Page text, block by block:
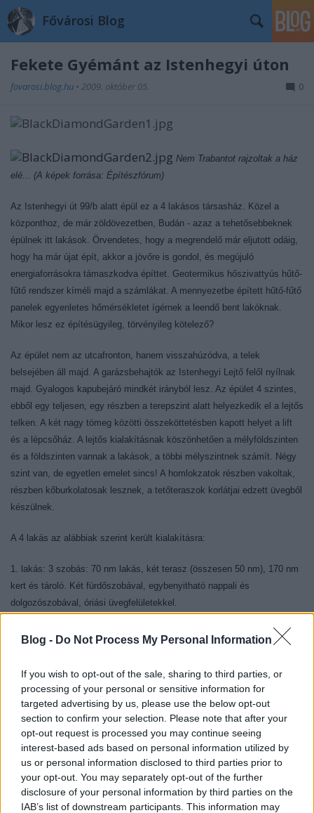
Blog - Do Not Process My Personal Information
If you wish to opt-out of the sale, sharing to third parties, or
processing of your personal or sensitive information for
targeted advertising by us, please use the below opt-out
section to confirm your selection. Please note that after your
opt-out request is processed you may continue seeing
interest-based ads based on personal information utilized by
us or personal information disclosed to third parties prior to
your opt-out. You may separately opt-out of the further
disclosure of your personal information by third parties on the
IAB’s list of downstream participants. This information may
Fővárosi Blog
Fekete Gyémánt az Istenhegyi úton
fovarosi.blog.hu • 2009. október 05. 0
Nem Trabantot rajzoltak a ház
elé... (A képek forrása: Építészfórum)
Az Istenhegyi út 99/b alatt épül ez a 4 lakásos társasház. Közel a
központhoz, de már zöldövezetben, Budán - azaz a tehetősebbeknek
épülnek itt lakások. Örvendetes, hogy a megrendelő már eljutott odáig,
hogy ha már újat épít, akkor a jövőre is gondol, és megújuló
energiaforrásokra támaszkodva építtet. Geotermikus hőszivattyús hűtő-
fűtő rendszer kíméli majd a számlákat. A mennyezetbe épített hűtő-fűtő
panelek egyenletes hőmérsékletet ígérnek a leendő bent lakóknak.
Mikor lesz ez építésügyileg, törvényileg kötelező?
Az épület nem az utcafronton, hanem visszahúzódva, a telek
belsejében áll majd. A garázsbehajtók az Istenhegyi Lejtő felől nyílnak
majd. Gyalogos kapubejáró mindkét irányból lesz. Az épület 4 szintes,
ebből egy teljesen, egy részben a terepszint alatt helyezkedik el a lejtős
telken. A két nagy tömeg közötti összeköttetésben kapott helyet a lift
és a lépcsőház. A lejtős kialakításnak köszönhetően a mélyföldszinten
és a földszinten vannak a lakások, a többi mélyszintnek számít. Négy
szint van, de egyetlen emelet sincs! A homlokzatok részben vakoltak,
részben kőburkolatosak lesznek, a tetőteraszok korlátjai edzett üvegből
készülnek.
A 4 lakás az alábbiak szerint került kialakításra:
1. lakás: 3 szobás: 70 nm lakás, két terasz (összesen 50 nm), 170 nm
kert és tároló. Két fürdőszobával, egybenyitható nappali és
dolgozószobával, óriási üvegfelületekkel.
2. lakás: 68 nm lakás, 32 nm terasz, 140 nm kert és tároló. A nappali
helyiség is tartozik..
3. lakás: 4,5 szoba, 124 nm lakás, 34 nm terasz, 200 nm kert és tároló.
Észak, dél és nyugat felé is néznek ablakok. Négy és fél szoba, 2
fürdőszoba és egy vendég wc, a felső szinten szauna és gardrób. A
nappalival és étkezővel egy légtérben elhelyezkedő konyha igény
szerint leválasztható. A nappaliban bio kandalló biztosít meghitt
hangulatot. Kilátás a Rózsadombra.